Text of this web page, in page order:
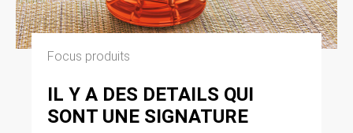
Focus produits
IL Y A DES DETAILS QUI
SONT UNE SIGNATURE